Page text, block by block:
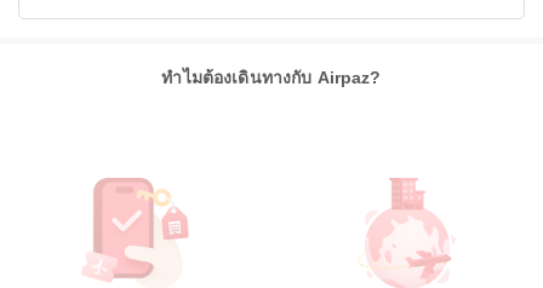
ทำไมต้องเดินทางกับ Airpaz?